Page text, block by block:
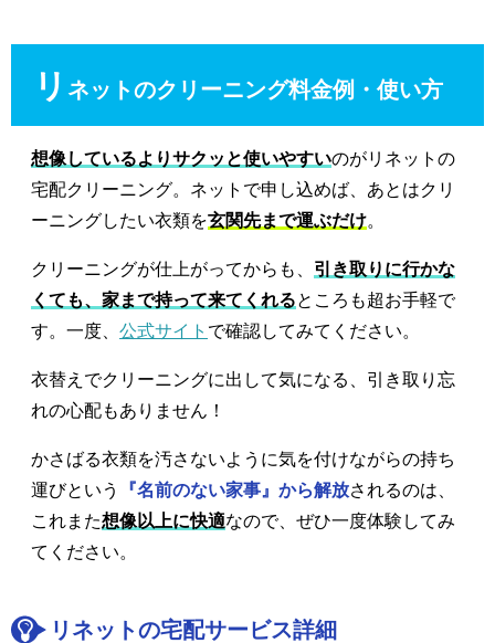
リ ネットのクリーニング料金例・使い方
想像しているよりサクッと使いやすいのがリネットの
宅配クリーニング。ネットで申し込めば、あとはクリ
ーニングしたい衣類を玄関先まで運ぶだけ。
クリーニングが仕上がってからも、 引き取りに行かな
くても、家まで持って来てくれるところも超お手軽で
す。一度、 公式サイト で確認してみてください。
衣替えでクリーニングに出して気になる、引き取り忘
れの心配もありません！
かさばる衣類を汚さないように気を付けながらの持ち
運びという
『名前のない家事』から解放されるのは、
これまた想像以上に快適なので、ぜひ一度体験してみ
てください。
リネットの宅配サービス詳細